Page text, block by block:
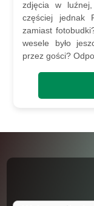
zdjęcia w
częściej jednak
zamiast
wesele było
przez gości?